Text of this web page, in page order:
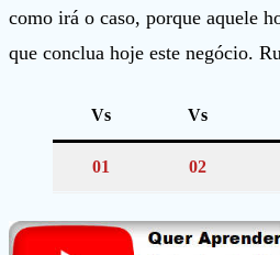
como irá o caso, porque aquele
que conclua hoje este negócio.
Vs Vs
01 02